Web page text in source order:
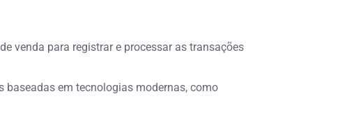
venda para registrar e processar as transações
em tecnologias modernas, como